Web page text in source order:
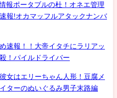
報ポータブルの杜！オネエ管理
報!オカマッフルアタックナンバ
速報！！大帝イタチにラリアッ
！パイルドライバー
女はエリーちゃん人形！豆腐メ
ターのぬいぐるみ男子末路編